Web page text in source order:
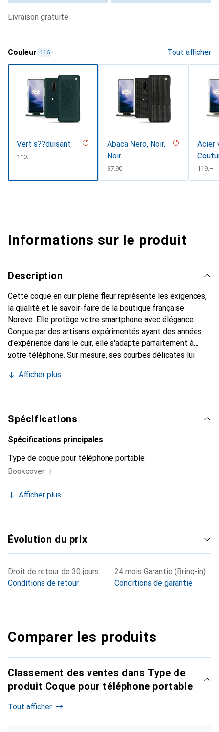
livraison gratuite
Couleur 116 Tout afficher
Vert s??duisant
CHF
119.–
Abaca Nero, Noir,
Noir
CHF
97.90
Acier
CHF
119.–
Informations sur le produit
Description
Cette coque en cuir pleine fleur représente les exigences,
la qualité et le savoir-faire de la boutique française
Noreve. Elle protège votre smartphone avec élégance.
Conçue par des artisans expérimentés ayant des années
d'expérience dans le cuir, elle s'adapte parfaitement à
votre téléphone. Sur mesure, ses courbes délicates lui
l'accessoire chic et indispensable pour votre smartphone.
haute qualité, la marque Noreve est un choix fiable pour
une clientèle exigeante.
Afficher plus
Spécifications
Spécifications principales
Type de coque pour téléphone portable
Bookcover i
Afficher plus
Évolution du prix
Droit de retour de 30 jours
Conditions de retour
24 mois Garantie (Bring-in)
Conditions de garantie
Comparer les produits
Classement des ventes dans Type de
produit Coque pour téléphone portable
Tout afficher